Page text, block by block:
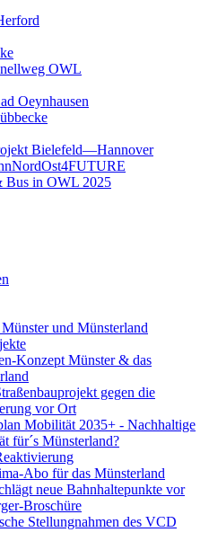
OWL
Oeynhausen
Bielefeld—Hannover
Bus in OWL 2025
und Münsterland
Konzept Münster & das
gegen die
vor Ort
Mobilität 2035+ - Nachhaltige
für´s Münsterland?
Abo für das Münsterland
neue Bahnhaltepunkte vor
Broschüre
Stellungnahmen des VCD